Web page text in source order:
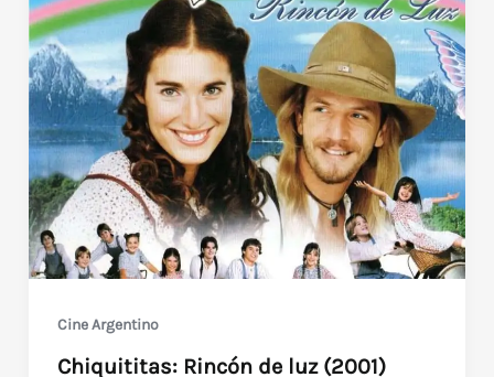
(2001)
Uruguay
Cine Argentino
Chiquititas: Rincón de luz (2001)